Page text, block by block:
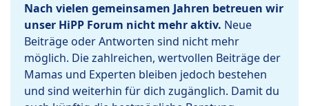
Nach vielen gemeinsamen Jahren betreuen wir
unser HiPP Forum nicht mehr aktiv. Neue
Beiträge oder Antworten sind nicht mehr
möglich. Die zahlreichen, wertvollen Beiträge der
Mamas und Experten bleiben jedoch bestehen
und sind weiterhin für dich zugänglich. Damit du